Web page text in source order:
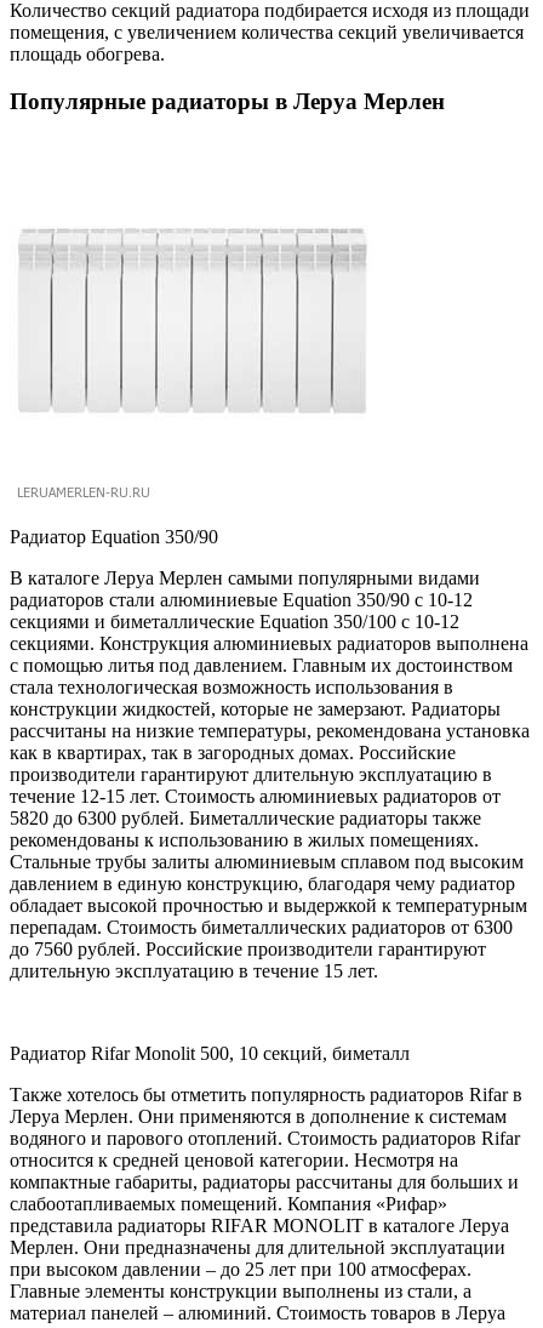
Количество секций радиатора подбирается исходя из площади
помещения, с увеличением количества секций увеличивается
площадь обогрева.
Популярные радиаторы в Леруа Мерлен
Радиатор Equation 350/90
В каталоге Леруа Мерлен самыми популярными видами
радиаторов стали алюминиевые Equation 350/90 с 10-12
секциями и биметаллические Equation 350/100 с 10-12
секциями. Конструкция алюминиевых радиаторов выполнена
с помощью литья под давлением. Главным их достоинством
стала технологическая возможность использования в
конструкции жидкостей, которые не замерзают. Радиаторы
рассчитаны на низкие температуры, рекомендована установка
как в квартирах, так в загородных домах. Российские
производители гарантируют длительную эксплуатацию в
течение 12-15 лет. Стоимость алюминиевых радиаторов от
5820 до 6300 рублей. Биметаллические радиаторы также
рекомендованы к использованию в жилых помещениях.
Стальные трубы залиты алюминиевым сплавом под высоким
давлением в единую конструкцию, благодаря чему радиатор
обладает высокой прочностью и выдержкой к температурным
перепадам. Стоимость биметаллических радиаторов от 6300
до 7560 рублей. Российские производители гарантируют
длительную эксплуатацию в течение 15 лет.
Радиатор Rifar Monolit 500, 10 секций, биметалл
Также хотелось бы отметить популярность радиаторов Rifar в
Леруа Мерлен. Они применяются в дополнение к системам
водяного и парового отоплений. Стоимость радиаторов Rifar
относится к средней ценовой категории. Несмотря на
компактные габариты, радиаторы рассчитаны для больших и
слабоотапливаемых помещений. Компания «Рифар»
представила радиаторы RIFAR MONOLIT в каталоге Леруа
Мерлен. Они предназначены для длительной эксплуатации
при высоком давлении – до 25 лет при 100 атмосферах.
Главные элементы конструкции выполнены из стали, а
материал панелей – алюминий. Стоимость товаров в Леруа